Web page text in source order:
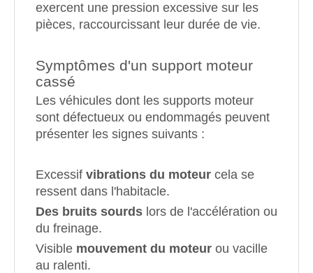
exercent une pression excessive sur les
pièces, raccourcissant leur durée de vie.
Symptômes d'un support moteur
cassé
Les véhicules dont les supports moteur
sont défectueux ou endommagés peuvent
présenter les signes suivants :
Excessif vibrations du moteur cela se
ressent dans l'habitacle.
Des bruits sourds lors de l'accélération ou
du freinage.
Visible mouvement du moteur ou vacille
au ralenti.